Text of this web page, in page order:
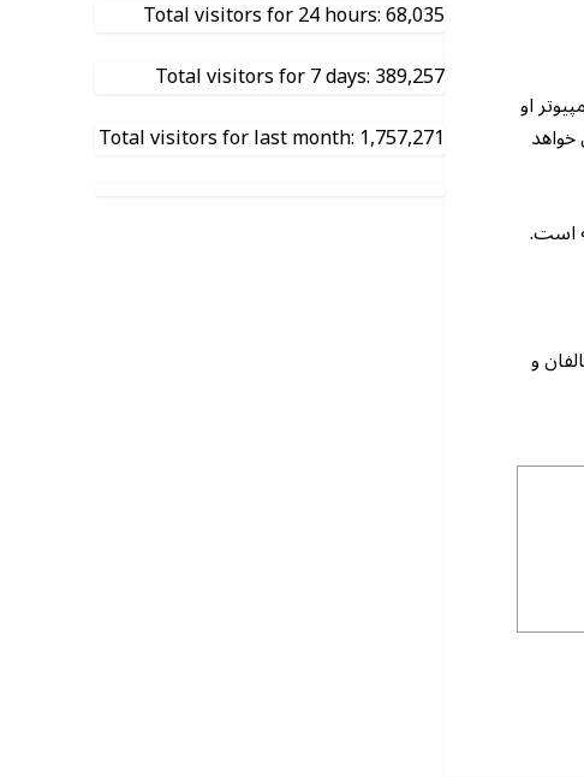
او
خواهد
است.
و
Total visitors for 24 hours: 68,035
Total visitors for 7 days: 389,257
Total visitors for last month: 1,757,271